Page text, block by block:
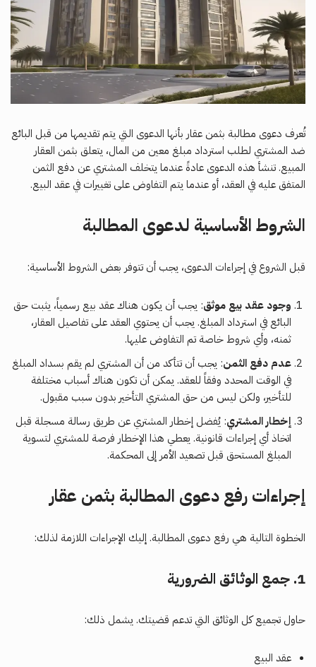
تُعرف دعوى مطالبة بثمن عقار بأنها الدعوى التي يتم تقديمها من قبل البائع
ضد المشتري لطلب استرداد مبلغ معين من المال، يتعلق بثمن العقار
المبيع. تنشأ هذه الدعوى عادةً عندما يتخلف المشتري عن دفع الثمن
المتفق عليه في العقد، أو عندما يتم التفاوض على تغييرات في عقد البيع.
الشروط الأساسية لدعوى المطالبة
قبل الشروع في إجراءات الدعوى، يجب أن تتوفر بعض الشروط الأساسية:
وجود عقد بيع موثق: يجب أن يكون هناك عقد بيع رسمياً، يثبت حق
البائع في استرداد المبلغ. يجب أن يحتوي العقد على تفاصيل العقار،
ثمنه، وأي شروط خاصة تم التفاوض عليها.
عدم دفع الثمن: يجب أن تتأكد من أن المشتري لم يقم بسداد المبلغ
في الوقت المحدد وفقاً للعقد. يمكن أن تكون هناك أسباب مختلفة
للتأخير، ولكن ليس من حق المشتري التأخير بدون سبب مقبول.
إخطار المشتري: يُفضل إخطار المشتري عن طريق رسالة مسجلة قبل
اتخاذ أي إجراءات قانونية. يعطي هذا الإخطار فرصة للمشتري لتسوية
المبلغ المستحق قبل تصعيد الأمر إلى المحكمة.
إجراءات رفع دعوى المطالبة بثمن عقار
الخطوة التالية هي رفع دعوى المطالبة. إليك الإجراءات اللازمة لذلك:
1. جمع الوثائق الضرورية
حاول تجميع كل الوثائق التي تدعم قضيتك. يشمل ذلك:
عقد البيع